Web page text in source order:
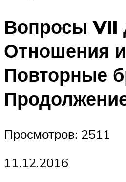
Вопросы VII
Отношения
Повторные
Просмотров: 2511
11.12.2016